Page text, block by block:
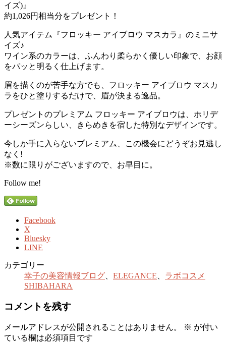
イズ)』
約1,026円相当分をプレゼント！
人気アイテム『フロッキー アイブロウ マスカラ』のミニサ
イズ♪
ワイン系のカラーは、ふんわり柔らかく優しい印象で、お顔
をパッと明るく仕上げます。
眉を描くのが苦手な方でも、フロッキー アイブロウ マスカ
ラをひと塗りするだけで、眉が決まる逸品。
プレゼントのプレミアム フロッキー アイブロウは、ホリデ
ーシーズンらしい、きらめきを宿した特別なデザインです。
今しか手に入らないプレミアム、この機会にどうぞお見逃し
なく!
※数に限りがございますので、お早目に。
Follow me!
Facebook
X
Bluesky
LINE
カテゴリー
幸子の美容情報ブログ
ELEGANCE
ラボコスメ
SHIBAHARA
コメントを残す
メールアドレスが公開されることはありません。 ※ が付い
ている欄は必須項目です